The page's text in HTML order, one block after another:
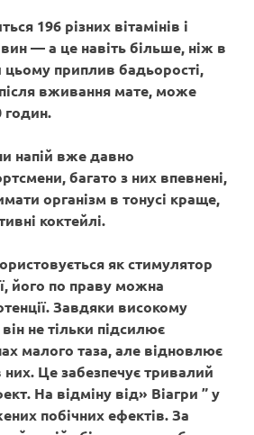
196 різних вітамінів і
— а це навіть більше, ніж в
цьому приплив бадьорості,
вживання мате, може
годин.
напій вже давно
багато з них впевнені,
організм в тонусі краще,
коктейлі.
як стимулятор
його по праву можна
Завдяки високому
не тільки підсилює
малого таза, але відновлює
них. Це забезпечує тривалий
На відміну від» Віагри ” у
побічних ефектів. За